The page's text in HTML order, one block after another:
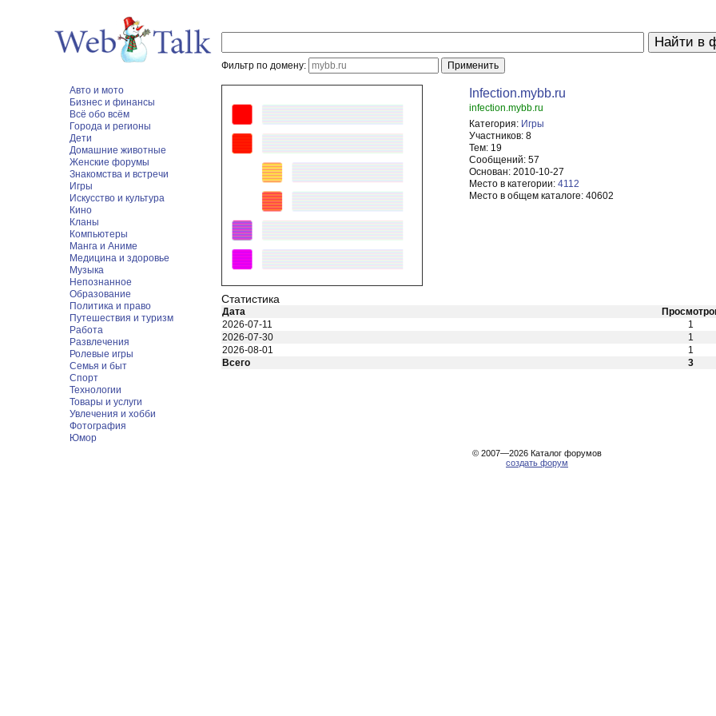
Фильтр по домену:
Авто и мото
Бизнес и финансы
Всё обо всём
Города и регионы
Дети
Домашние животные
Женские форумы
Знакомства и встречи
Игры
Искусство и культура
Кино
Кланы
Компьютеры
Манга и Аниме
Медицина и здоровье
Музыка
Непознанное
Образование
Политика и право
Путешествия и туризм
Работа
Развлечения
Ролевые игры
Семья и быт
Спорт
Технологии
Товары и услуги
Увлечения и хобби
Фотография
Юмор
Infection.mybb.ru
infection.mybb.ru
Категория: Игры
Участников: 8
Тем: 19
Сообщений: 57
Основан: 2010-10-27
Место в категории: 4112
Место в общем каталоге: 40602
Статистика
Дата
2026-07-11
1
2026-07-30
1
2026-08-01
1
Всего
3
© 2007—2026 Каталог форумов
создать форум